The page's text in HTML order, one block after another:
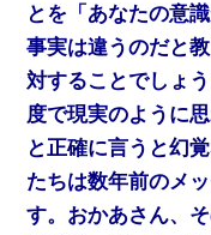
とを「あなたの意
事実は違うのだと
対することでしょ
度で現実のように
と正確に言うと幻
たちは数年前のメ
す。おかあさん、